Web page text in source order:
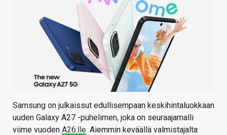
Samsung on julkaissut edullisempaan keskihintaluokkaan
uuden Galaxy A27 -puhelimen, joka on seuraajamalli
viime vuoden A26:lle. Aiemmin keväällä valmistajalta